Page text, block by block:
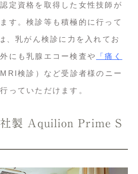
定資格を取得した女性技師が
す。検診等も積極的に行って
、乳がん検診に力を入れてお
にも乳腺エコー検査や
「痛く
MRI検診）など受診者様のニー
っていただけます。
製 Aquilion Prime S